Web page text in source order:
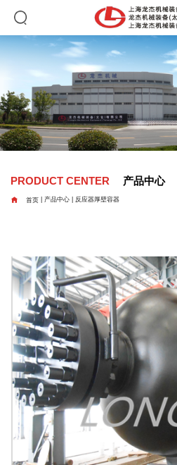
PRODUCT CENTER 产品中心
 首页| 产品中心| 反应器厚壁容器